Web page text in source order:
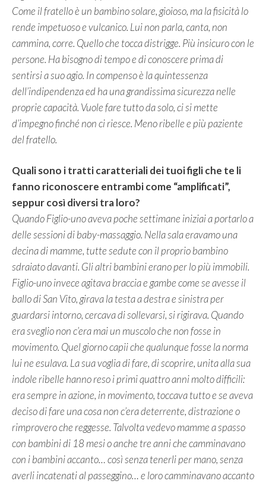
Come il fratello è un bambino solare, gioioso, ma la fisicità lo
rende impetuoso e vulcanico. Lui non parla, canta, non
cammina, corre. Quello che tocca distrigge. Più insicuro con le
persone. Ha bisogno di tempo e di conoscere prima di
sentirsi a suo agio. In compenso è la quintessenza
dell’indipendenza ed ha una grandissima sicurezza nelle
proprie capacità. Vuole fare tutto da solo, ci si mette
d’impegno finché non ci riesce. Meno ribelle e più paziente
del fratello.
Quali sono i tratti caratteriali dei tuoi figli che te li
fanno riconoscere entrambi come “amplificati”,
seppur così diversi tra loro?
Quando Figlio-uno aveva poche settimane iniziai a portarlo a
delle sessioni di baby-massaggio. Nella sala eravamo una
decina di mamme, tutte sedute con il proprio bambino
sdraiato davanti. Gli altri bambini erano per lo più immobili.
Figlio-uno invece agitava braccia e gambe come se avesse il
ballo di San Vito, girava la testa a destra e sinistra per
guardarsi intorno, cercava di sollevarsi, si rigirava. Quando
era sveglio non c’era mai un muscolo che non fosse in
movimento. Quel giorno capii che qualunque fosse la norma
lui ne esulava. La sua voglia di fare, di scoprire, unita alla sua
indole ribelle hanno reso i primi quattro anni molto difficili:
era sempre in azione, in movimento, toccava tutto e se aveva
deciso di fare una cosa non c’era deterrente, distrazione o
rimprovero che reggesse. Talvolta vedevo mamme a spasso
con bambini di 18 mesi o anche tre anni che camminavano
con i bambini accanto… così senza tenerli per mano, senza
averli incatenati al passeggino… e loro camminavano accanto